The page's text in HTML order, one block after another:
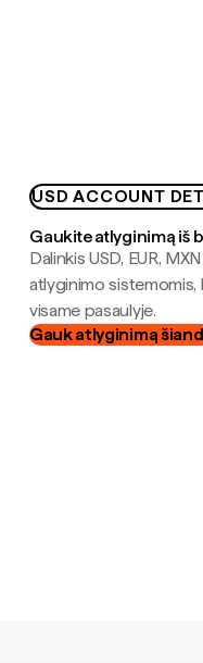
USD ACCOUNT
Gaukite atlyginimą iš
Dalinkis USD, EUR,
atlyginimo
visame pasaulyje.
Gauk atlyginimą